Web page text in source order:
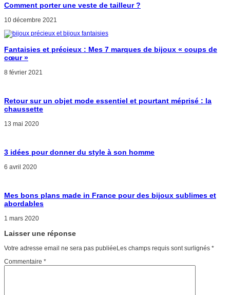
Comment porter une veste de tailleur ?
10 décembre 2021
Fantaisies et précieux : Mes 7 marques de bijoux « coups de
cœur »
8 février 2021
Retour sur un objet mode essentiel et pourtant méprisé : la
chaussette
13 mai 2020
3 idées pour donner du style à son homme
6 avril 2020
Mes bons plans made in France pour des bijoux sublimes et
abordables
1 mars 2020
Laisser une réponse
Votre adresse email ne sera pas publiéeLes champs requis sont surlignés *
Commentaire *